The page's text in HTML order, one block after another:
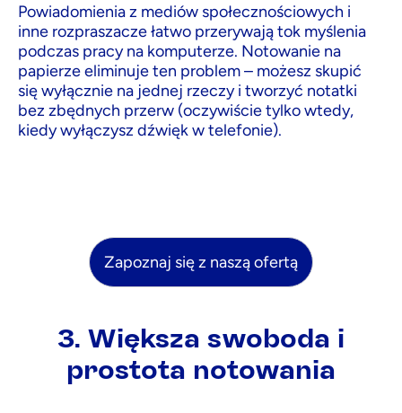
Powiadomienia z mediów społecznościowych i
inne rozpraszacze łatwo przerywają tok myślenia
podczas pracy na komputerze. Notowanie na
papierze eliminuje ten problem – możesz skupić
się wyłącznie na jednej rzeczy i tworzyć notatki
bez zbędnych przerw (oczywiście tylko wtedy,
kiedy wyłączysz dźwięk w telefonie).
3. Większa swoboda i
prostota notowania